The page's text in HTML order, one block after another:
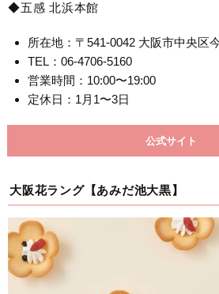
◆五感 北浜本館
所在地：〒541-0042 大阪市中央区
TEL：06-4706-5160
営業時間：10:00〜19:00
定休日：1月1〜3日
公式サイト
大阪花ラング【あみだ池大黒】